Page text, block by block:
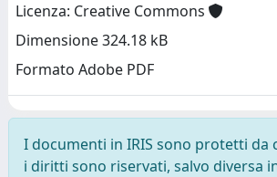
Licenza: Creative Commons
Dimensione 324.18 kB
Formato Adobe PDF
I documenti in IRIS sono protetti da
i diritti sono riservati, salvo diversa